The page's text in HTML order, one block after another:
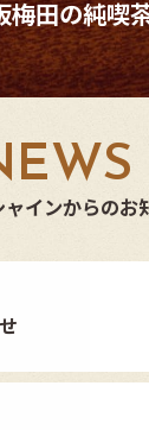
梅田の純喫
EWS
インからのお